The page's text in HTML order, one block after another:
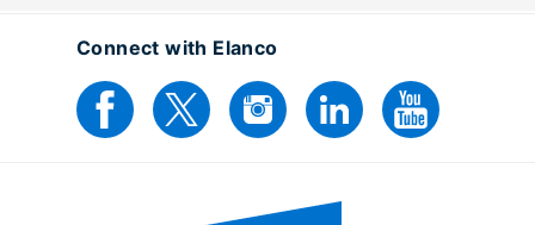
Connect with Elanco